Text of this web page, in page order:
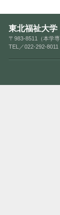
東北福祉大
〒983-8511（本学
TEL／022-292-